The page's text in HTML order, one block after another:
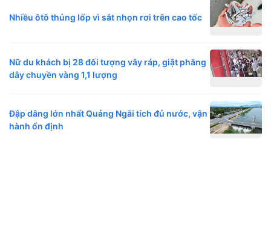
Nhiều ôtô thủng lốp vì sắt nhọn rơi trên cao tốc
Nữ du khách bị 28 đối tượng vây ráp, giật phăng
dây chuyền vàng 1,1 lượng
Đập dâng lớn nhất Quảng Ngãi tích đủ nước, vận
hành ổn định